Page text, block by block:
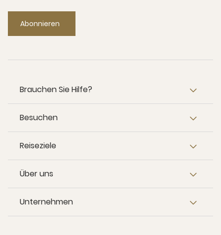
Abonnieren
Brauchen Sie Hilfe?
Besuchen
Reiseziele
Über uns
Unternehmen